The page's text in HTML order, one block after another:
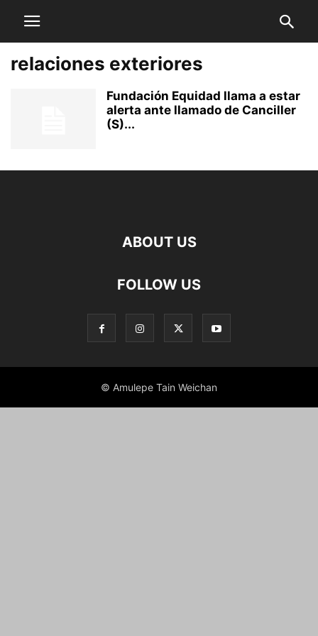
relaciones exteriores
Fundación Equidad llama a estar
alerta ante llamado de Canciller
(S)...
ABOUT US
FOLLOW US
© Amulepe Tain Weichan